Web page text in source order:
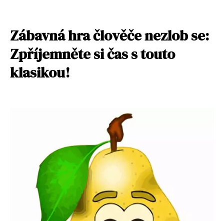
Zábavná hra člověče nezlob se:
Zpříjemněte si čas s touto
klasikou!